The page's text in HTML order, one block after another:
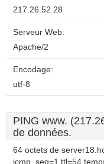
217.26.52.28
Serveur Web:
Apache/2
Encodage:
utf-8
PING www.
de données.
64 octets de
icmp_seq=1 ttl=54